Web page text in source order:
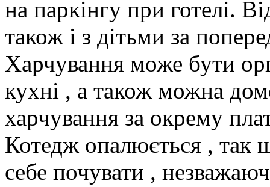
на паркінгу при готелі.
також і з дітьми за
Харчування може бути
кухні , а також можна
харчування за окрему
Котедж опалюється , так
себе почувати ,